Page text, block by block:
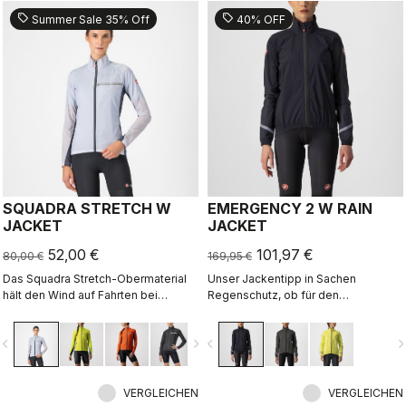
sell Summer Sale 35% Off
SQUADRA STRETCH W
JACKET
80,00 € 52,00 €
Das Squadra Stretch-Obermaterial
hält den Wind auf Fahrten bei
Abfahrten ab, während die
Stretcheinsätze dafür sorgen, dass
die Jacke eng am Körper anliegt und
navigate_next
VERGLEICHEN
sell 40% OFF
EMERGENCY 2 W RAIN
JACKET
169,95 € 101,97 €
Unser Jackentipp in Sachen
Regenschutz, ob für den
Notfall, da sie leicht in einer
Trikottasche verstaut werden kann.
Mit dezentem Styling und 360°-
tägliche Fahrt zur Arbeit eingesetzt
navigate_before
VERGLEICHEN